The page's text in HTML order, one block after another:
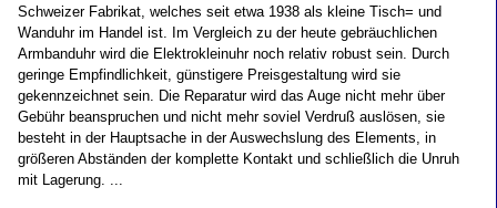
Schweizer Fabrikat, welches seit etwa 1938 als kleine Tisch= und
Wanduhr im Handel ist. Im Vergleich zu der heute gebräuchlichen
Armbanduhr wird die Elektrokleinuhr noch relativ robust sein. Durch
geringe Empfindlichkeit, günstigere Preisgestaltung wird sie
gekennzeichnet sein. Die Reparatur wird das Auge nicht mehr über
Gebühr beanspruchen und nicht mehr soviel Verdruß auslösen, sie
besteht in der Hauptsache in der Auswechslung des Elements, in
größeren Abständen der komplette Kontakt und schließlich die Unruh
mit Lagerung. ...